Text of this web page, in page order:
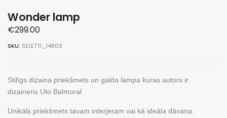
Wonder lamp
€299.00
SKU: SELETTI_14803
Stilīgs dizaina priekšmets un galda lampa kuras autors ir
dizaineris Uto Balmoral
Unikāls priekšmets tavam interjeram vai kā ideāla dāvana.